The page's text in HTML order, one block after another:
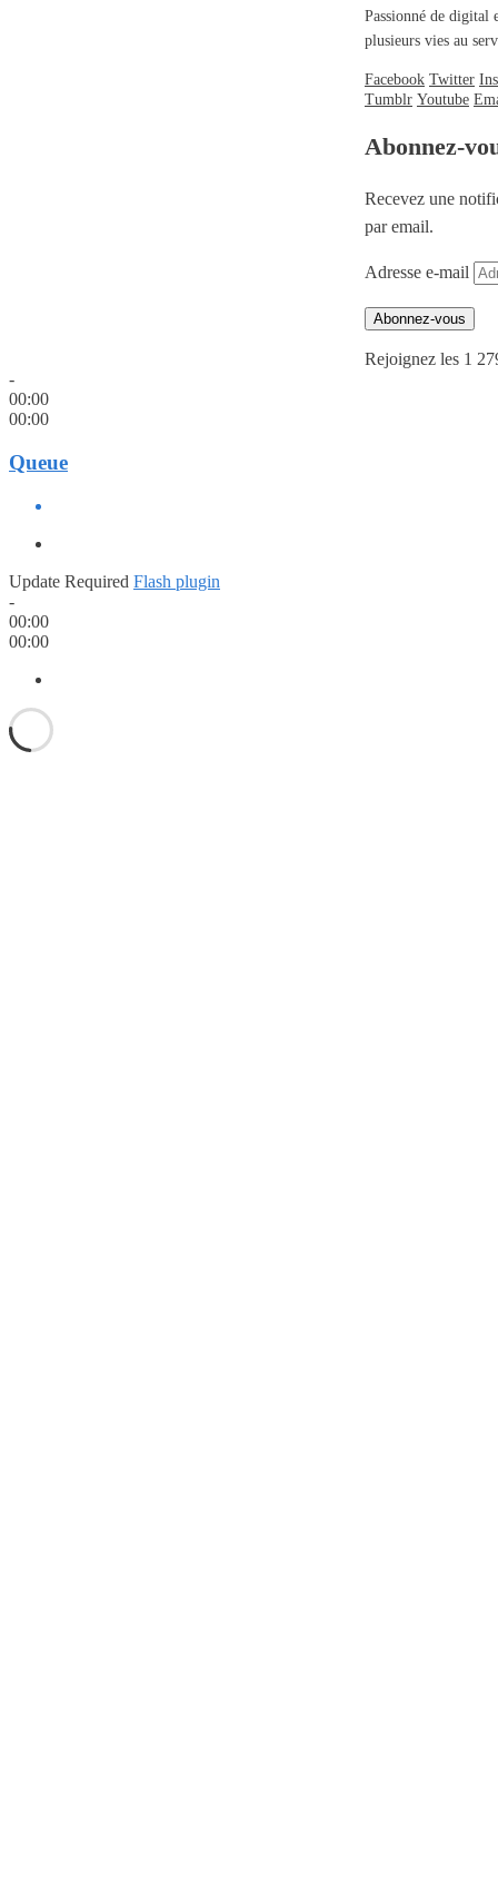
Passionné de digital
plusieurs vies au
Facebook Twitter
Tumblr Youtube
Abonnez-
Recevez une
par email.
Adresse e-mail
Abonnez-vous
Rejoignez les 1
-
00:00
00:00
Queue
Update Required Flash plugin
-
00:00
00:00